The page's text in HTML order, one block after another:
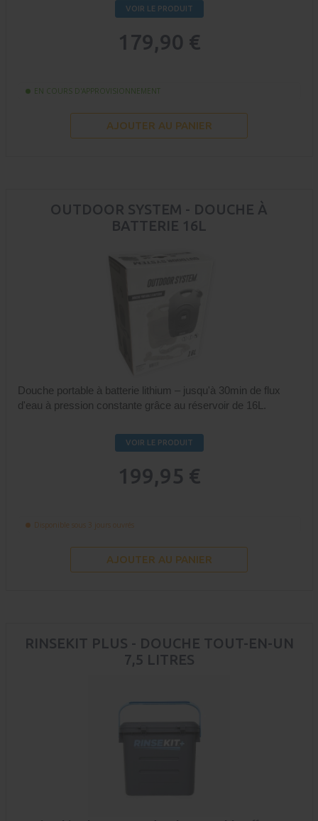
VOIR LE PRODUIT
179,90 €
EN COURS D'APPROVISIONNEMENT
AJOUTER AU PANIER
OUTDOOR SYSTEM - DOUCHE À
BATTERIE 16L
Douche portable à batterie lithium – jusqu'à 30min de flux
d'eau à pression constante grâce au réservoir de 16L.
VOIR LE PRODUIT
199,95 €
Disponible sous 3 jours ouvrés
AJOUTER AU PANIER
RINSEKIT PLUS - DOUCHE TOUT-EN-UN
7,5 LITRES